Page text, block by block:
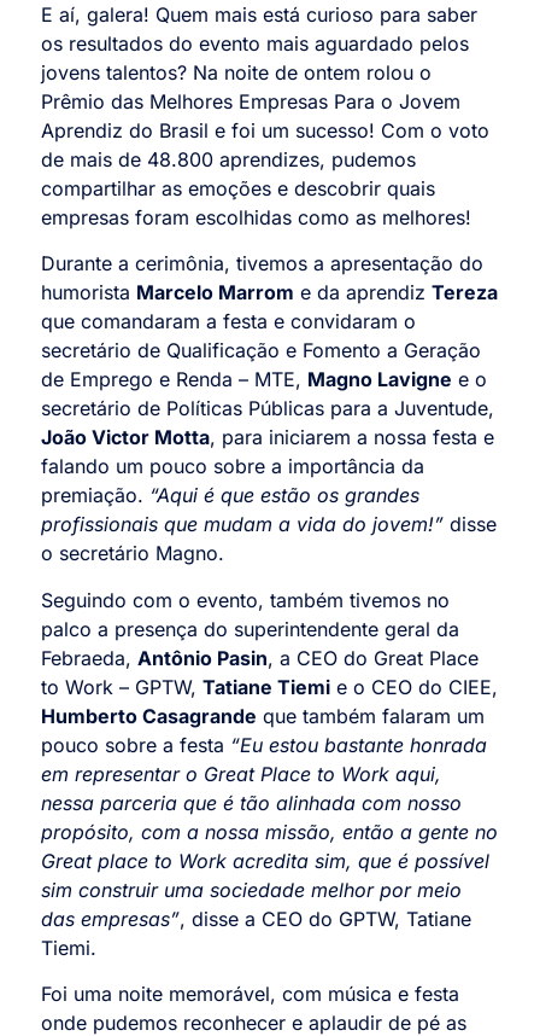
E aí, galera! Quem mais está curioso para saber
os resultados do evento mais aguardado pelos
jovens talentos? Na noite de ontem rolou o
Prêmio das Melhores Empresas Para o Jovem
Aprendiz do Brasil e foi um sucesso! Com o voto
de mais de 48.800 aprendizes, pudemos
compartilhar as emoções e descobrir quais
empresas foram escolhidas como as melhores!
Durante a cerimônia, tivemos a apresentação do
humorista Marcelo Marrom e da aprendiz Tereza
que comandaram a festa e convidaram o
secretário de Qualificação e Fomento a Geração
de Emprego e Renda – MTE, Magno Lavigne e o
secretário de Políticas Públicas para a Juventude,
João Victor Motta, para iniciarem a nossa festa e
falando um pouco sobre a importância da
premiação. “Aqui é que estão os grandes
profissionais que mudam a vida do jovem!” disse
o secretário Magno.
Seguindo com o evento, também tivemos no
palco a presença do superintendente geral da
Febraeda, Antônio Pasin, a CEO do Great Place
to Work – GPTW, Tatiane Tiemi e o CEO do CIEE,
Humberto Casagrande que também falaram um
pouco sobre a festa “Eu estou bastante honrada
em representar o Great Place to Work aqui,
nessa parceria que é tão alinhada com nosso
propósito, com a nossa missão, então a gente no
Great place to Work acredita sim, que é possível
sim construir uma sociedade melhor por meio
das empresas”, disse a CEO do GPTW, Tatiane
Tiemi.
Foi uma noite memorável, com música e festa
onde pudemos reconhecer e aplaudir de pé as